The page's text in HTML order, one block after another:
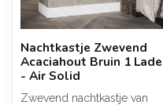
Nachtkastje Zwevend
Acaciahout Bruin 1 Lade
- Air Solid
Zwevend nachtkastje van